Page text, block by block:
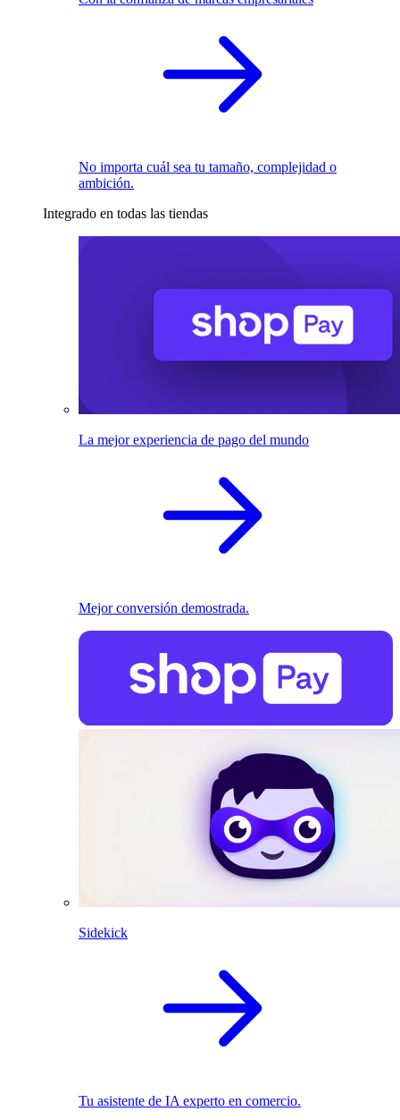
No importa cuál sea tu tamaño, complejidad o
ambición.
Integrado en todas las tiendas
La mejor experiencia de pago del mundo
Mejor conversión demostrada.
Sidekick
Tu asistente de IA experto en comercio.